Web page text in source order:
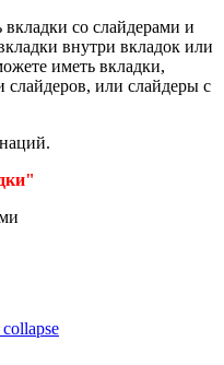
со слайдерами и
внутри вкладок или
иметь вкладки,
слайдеров, или слайдеры с